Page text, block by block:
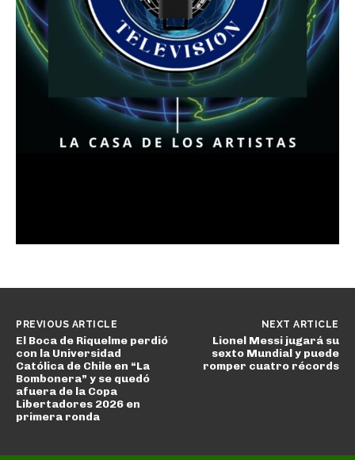
PREVIOUS ARTICLE
El Boca de Riquelme perdió
con la Universidad
Católica de Chile en “La
Bombonera” y se quedó
afuera de la Copa
Libertadores 2026 en
primera ronda
NEXT ARTICLE
Lionel Messi jugará su
sexto Mundial y puede
romper cuatro récords